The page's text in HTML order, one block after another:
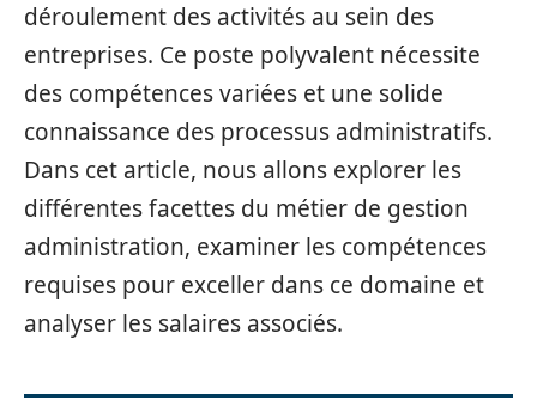
déroulement des activités au sein des
entreprises. Ce poste polyvalent nécessite
des compétences variées et une solide
connaissance des processus administratifs.
Dans cet article, nous allons explorer les
différentes facettes du métier de gestion
administration, examiner les compétences
requises pour exceller dans ce domaine et
analyser les salaires associés.